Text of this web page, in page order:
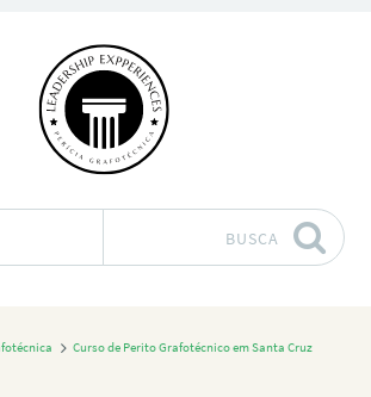
BUSCA
Curso de Perito Grafotécnico em Santa Cruz